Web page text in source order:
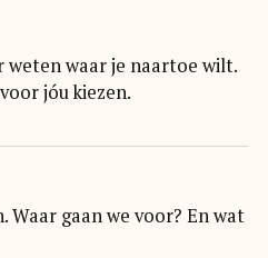
weten waar je naartoe wilt.
jóu kiezen.
Waar gaan we voor? En wat